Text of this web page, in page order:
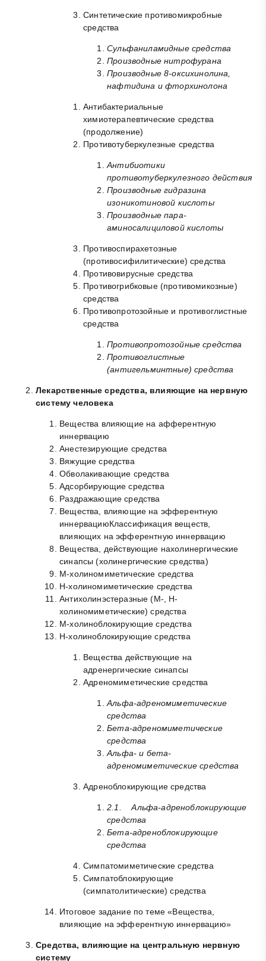
Синтетические противомикробные
средства
Сульфаниламидные средства
Производные нитрофурана
Производные 8-оксихинолина,
нафтидина и фторхинолона
Антибактериальные
химиотерапевтические средства
(продолжение)
Противотуберкулезные средства
Антибиотики
противотуберкулезного действия
Производные гидразина
изоникотиновой кислоты
Производные пара-
аминосалициловой кислоты
Противоспирахетозные
(противосифилитические) средства
Противовирусные средства
Противогрибковые (противомикозные)
средства
Противопротозойные и противоглистные
средства
Противопротозойные средства
Противоглистные
(антигельминтные) средства
Лекарственные средства, влияющие на нервную
систему человека
Вещества влияющие на афферентную
иннервацию
Анестезирующие средства
Вяжущие средства
Обволакивающие средства
Адсорбирующие средства
Раздражающие средства
Вещества, влияющие на эфферентную
иннервациюКлассификация веществ,
влияющих на эфферентную иннервацию
Вещества, действующие нахолинергические
синапсы (холинергические средства)
М-холиномиметические средства
Н-холиномиметические средства
Антихолинэстеразные (М-, Н-
холиномиметические) средства
М-холиноблокирующие средства
Н-холиноблокирующие средства
Вещества действующие на
адренергические синапсы
Адреномиметические средства
Альфа-адреномиметические
средства
Бета-адреномиметические
средства
Альфа- и бета-
адреномиметические средства
Адреноблокирующие средства
2.1. Альфа-адреноблокирующие
средства
Бета-адреноблокирующие
средства
Симпатомиметические средства
Симпатоблокирующие
(симпатолитические) средства
Итоговое задание по теме «Вещества,
влияющие на эфферентную иннервацию»
Средства, влияющие на центральную нервную
систему